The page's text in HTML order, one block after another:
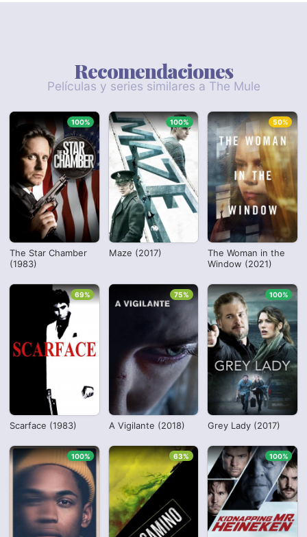
Recomendaciones
Películas y series similares a The Mule
The Star Chamber
(1983)
100%
Maze (2017)
100%
The Woman in the
Window (2021)
50%
Scarface (1983)
69%
A Vigilante (2018)
75%
Grey Lady (2017)
100%
100% 63% 100%